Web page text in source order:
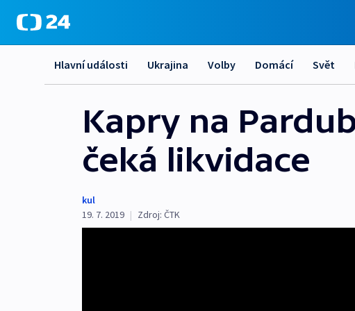
Hlavní události Ukrajina Volby Domácí Svět
Kapry na
čeká likvidace
kul
19. 7. 2019 | Zdroj: ČTK